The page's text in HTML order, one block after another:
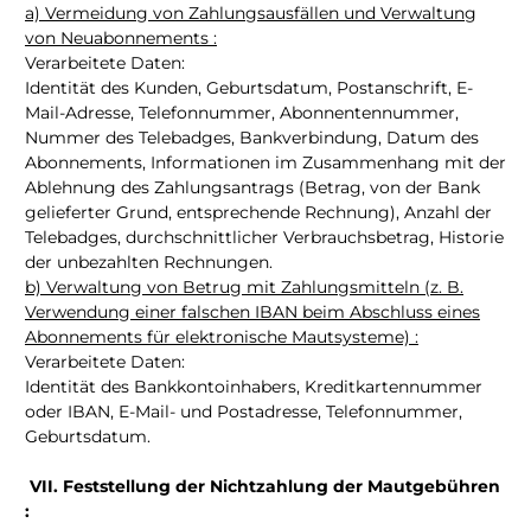
a) Vermeidung von Zahlungsausfällen und Verwaltung
von Neuabonnements :
Verarbeitete Daten:
Identität des Kunden, Geburtsdatum, Postanschrift, E-
Mail-Adresse, Telefonnummer, Abonnentennummer,
Nummer des Telebadges, Bankverbindung, Datum des
Abonnements, Informationen im Zusammenhang mit der
Ablehnung des Zahlungsantrags (Betrag, von der Bank
gelieferter Grund, entsprechende Rechnung), Anzahl der
Telebadges, durchschnittlicher Verbrauchsbetrag, Historie
der unbezahlten Rechnungen.
b) Verwaltung von Betrug mit Zahlungsmitteln (z. B.
Verwendung einer falschen IBAN beim Abschluss eines
Abonnements für elektronische Mautsysteme) :
Verarbeitete Daten:
Identität des Bankkontoinhabers, Kreditkartennummer
oder IBAN, E-Mail- und Postadresse, Telefonnummer,
Geburtsdatum.
VII. Feststellung der Nichtzahlung der Mautgebühren
: